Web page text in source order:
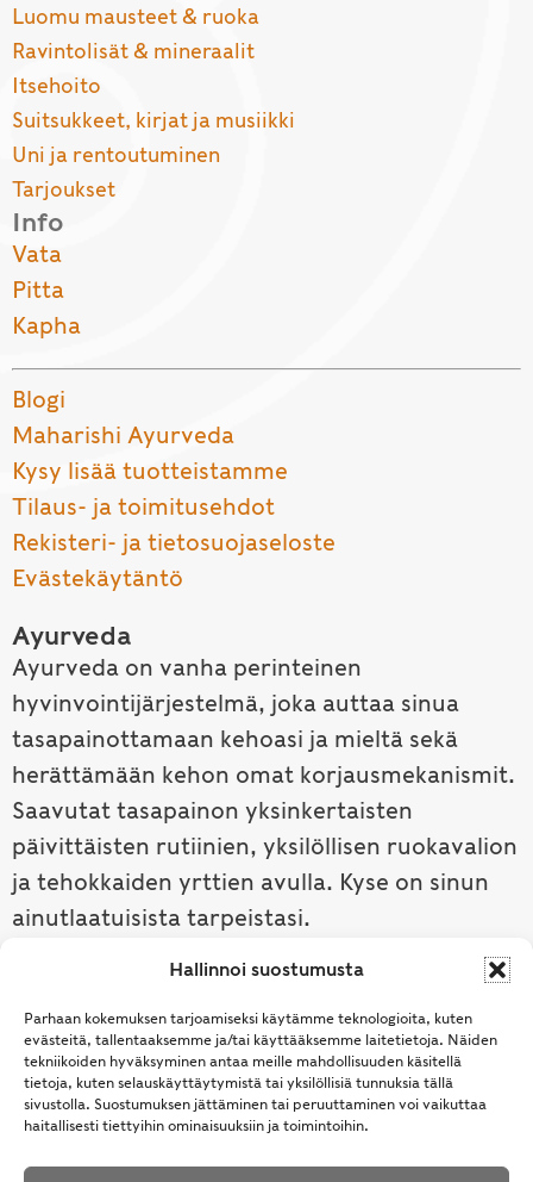
Hallinnoi suostumusta
Parhaan kokemuksen tarjoamiseksi käytämme teknologioita, kuten
evästeitä, tallentaaksemme ja/tai käyttääksemme laitetietoja. Näiden
tekniikoiden hyväksyminen antaa meille mahdollisuuden käsitellä
tietoja, kuten selauskäyttäytymistä tai yksilöllisiä tunnuksia tällä
sivustolla. Suostumuksen jättäminen tai peruuttaminen voi vaikuttaa
haitallisesti tiettyihin ominaisuuksiin ja toimintoihin.
Luomu mausteet & ruoka
Ravintolisät & mineraalit
Itsehoito
Suitsukkeet, kirjat ja musiikki
Uni ja rentoutuminen
Tarjoukset
Info
Vata
Pitta
Kapha
Blogi
Maharishi Ayurveda
Kysy lisää tuotteistamme
Tilaus- ja toimitusehdot
Rekisteri- ja tietosuojaseloste
Evästekäytäntö
Ayurveda
Ayurveda on vanha perinteinen
hyvinvointijärjestelmä, joka auttaa sinua
tasapainottamaan kehoasi ja mieltä sekä
herättämään kehon omat korjausmekanismit.
Saavutat tasapainon yksinkertaisten
päivittäisten rutiinien, yksilöllisen ruokavalion
ja tehokkaiden yrttien avulla. Kyse on sinun
ainutlaatuisista tarpeistasi.
Tutustu ayurvedaan →